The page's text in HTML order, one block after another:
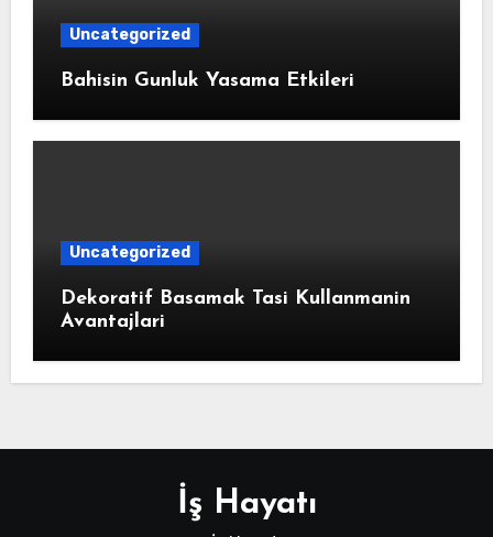
Uncategorized
Bahisin Gunluk Yasama Etkileri
Uncategorized
Dekoratif Basamak Tasi Kullanmanin
Avantajlari
İş Hayatı